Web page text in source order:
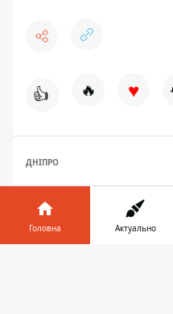
👍 🔥 ♥
ДНІПРО
Головна Актуально